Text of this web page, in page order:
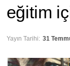
eğitim
Yayın Tarihi: 31